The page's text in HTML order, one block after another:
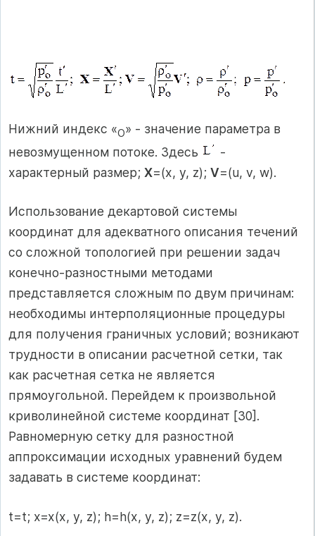
Нижний индекс «О» - значение параметра в
невозмущенном потоке. Здесь
-
характерный размер; X=(x, y, z); V=(u, v, w).
Использование декартовой системы
координат для адекватного описания течений
со сложной топологией при решении задач
конечно-разностными методами
представляется сложным по двум причинам:
необходимы интерполяционные процедуры
для получения граничных условий; возникают
трудности в описании расчетной сетки, так
как расчетная сетка не является
прямоугольной. Перейдем к произвольной
криволинейной системе координат [30].
Равномерную сетку для разностной
аппроксимации исходных уравнений будем
задавать в системе координат:
t=t; x=x(x, y, z); h=h(x, y, z); z=z(x, y, z).